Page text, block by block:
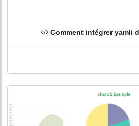
Comment intégrer yamli